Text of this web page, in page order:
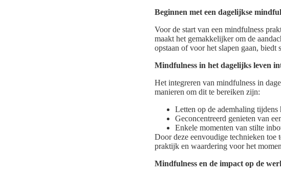
Beginnen met een dagelijkse
Voor de start van een mindfulness
maakt het gemakkelijker om de
opstaan of voor het slapen gaan, biedt
Mindfulness in het dagelijks leven
Het integreren van mindfulness in
manieren om dit te bereiken zijn:
Letten op de ademhaling tijdens
Geconcentreerd genieten van
Enkele momenten van stilte
Door deze eenvoudige technieken
praktijk en waardering voor het
Mindfulness en de impact op de